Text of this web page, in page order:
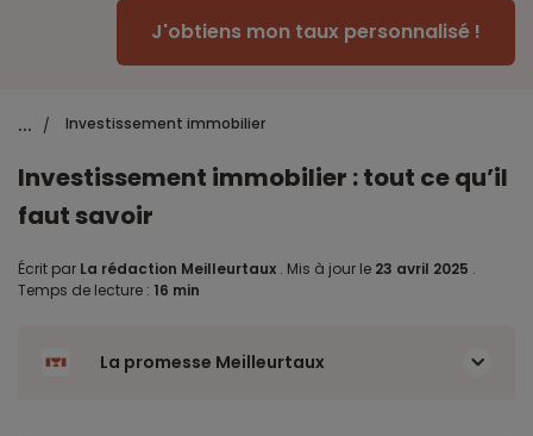
J'obtiens mon taux personnalisé !
... / Investissement immobilier
Investissement immobilier : tout ce qu’il
faut savoir
Écrit par La rédaction Meilleurtaux . Mis à jour le 23 avril 2025 .
Temps de lecture : 16 min
La promesse Meilleurtaux